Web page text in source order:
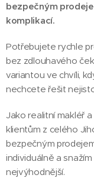
bezpečným
komplikací.
Potřebujete rychle
bez zdlouhavého
variantou ve chvíli,
nechcete řešit
Jako realitní makléř
klientům z celého
bezpečným
individuálně a
nejvýhodnější.